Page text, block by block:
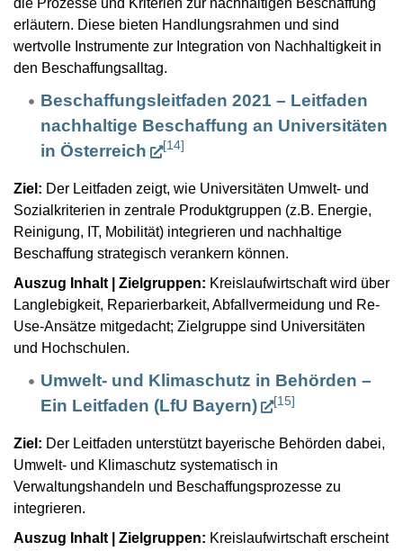
die Prozesse und Kriterien zur nachhaltigen Beschaffung
erläutern. Diese bieten Handlungsrahmen und sind
wertvolle Instrumente zur Integration von Nachhaltigkeit in
den Beschaffungsalltag.
Beschaffungsleitfaden 2021 – Leitfaden
nachhaltige Beschaffung an Universitäten
in Österreich
[14]
Ziel: Der Leitfaden zeigt, wie Universitäten Umwelt- und
Sozialkriterien in zentrale Produktgruppen (z.B. Energie,
Reinigung, IT, Mobilität) integrieren und nachhaltige
Beschaffung strategisch verankern können.
Auszug Inhalt | Zielgruppen: Kreislaufwirtschaft wird über
Langlebigkeit, Reparierbarkeit, Abfallvermeidung und Re-
Use-Ansätze mitgedacht; Zielgruppe sind Universitäten
und Hochschulen.
Umwelt- und Klimaschutz in Behörden –
Ein Leitfaden (LfU Bayern)
[15]
Ziel: Der Leitfaden unterstützt bayerische Behörden dabei,
Umwelt- und Klimaschutz systematisch in
Verwaltungshandeln und Beschaffungsprozesse zu
integrieren.
Auszug Inhalt | Zielgruppen: Kreislaufwirtschaft erscheint